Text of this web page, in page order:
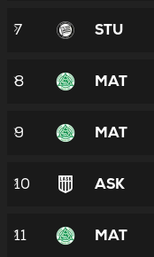
7 STU
8 MAT
9 MAT
10 ASK
11 MAT